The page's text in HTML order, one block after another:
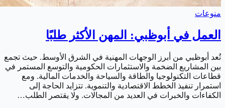
منوعات
العمل في أبوظبي: المهن الأكثر طلبًا
تُعد أبوظبي من أبرز الوجهات المهنية في الشرق الأوسط. حيث تجمع
بين المشاريع الضخمة والاستثمارات الحكومية والتوسع المستمر في
قطاعات التكنولوجيا والطاقة والسياحة والخدمات المالية. ومع
استمرار تنفيذ الخطط الاقتصادية والتنموية. تتزايد الحاجة إلى
الكفاءات والخبرات في العديد من المجالات. ولا يقتصر الطلب…